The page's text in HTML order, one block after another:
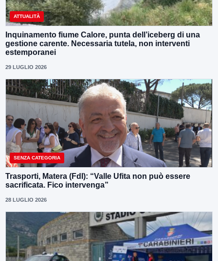
ATTUALITÀ
Inquinamento fiume Calore, punta dell’iceberg di una
gestione carente. Necessaria tutela, non interventi
estemporanei
29 LUGLIO 2026
SENZA CATEGORIA
Trasporti, Matera (FdI): “Valle Ufita non può essere
sacrificata. Fico intervenga”
28 LUGLIO 2026